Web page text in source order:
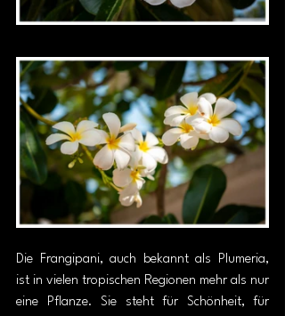
Die Frangipani, auch bekannt als Plumeria,
ist in vielen tropischen Regionen mehr als nur
eine Pflanze. Sie steht für Schönheit, für